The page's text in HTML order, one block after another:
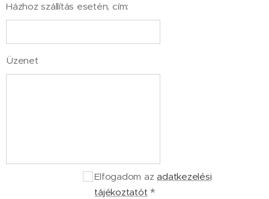
Házhoz szállítás esetén, cím:
Üzenet
Elfogadom azadatkezelési
tájékoztatót